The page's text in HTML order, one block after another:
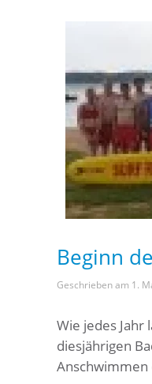
Beginn
Geschrieben am 1.
Wie jedes
diesjährigen
Anschwimmen